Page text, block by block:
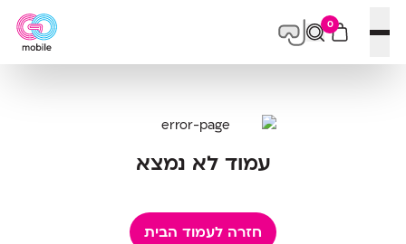
פתח תפריט
0
עמוד לא נמצא
חזרה לעמוד הבית